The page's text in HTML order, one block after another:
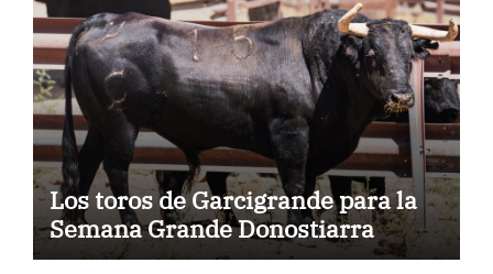
Los toros de Garcigrande para la
Semana Grande Donostiarra